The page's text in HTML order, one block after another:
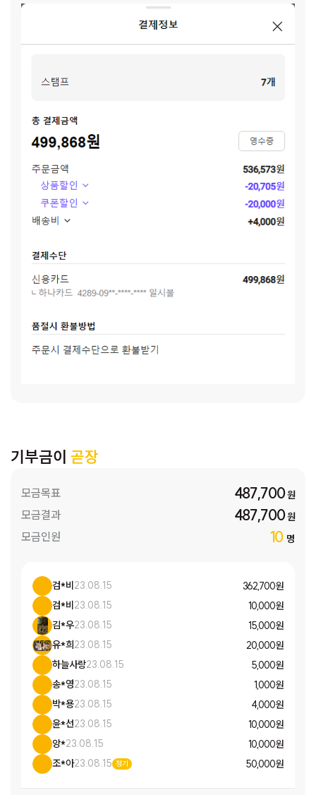
기부금이 곧장
모금목표 487,700원
모금결과 487,700원
모금인원 10 명
검*비23.08.15
362,700 원
검*비23.08.15
10,000 원
김*우23.08.15
15,000 원
유*희23.08.15
20,000 원
하늘사랑23.08.15
5,000 원
송*영23.08.15
1,000 원
박*용23.08.15
4,000 원
윤*선23.08.15
10,000 원
앙*23.08.15
10,000 원
조*아23.08.15 정기 50,000 원